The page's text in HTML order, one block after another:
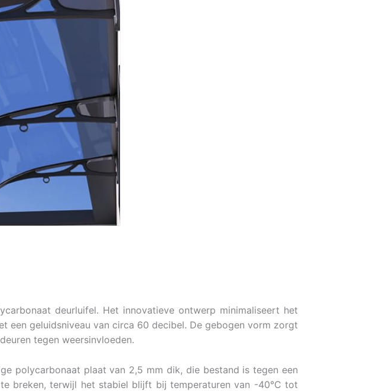
deurluifel. Het innovatieve ontwerp minimaliseert het
een geluidsniveau van circa 60 decibel. De gebogen vorm zorgt
tegen weersinvloeden.
polycarbonaat plaat van 2,5 mm dik, die bestand is tegen een
breken, terwijl het stabiel blijft bij temperaturen van -40°C tot